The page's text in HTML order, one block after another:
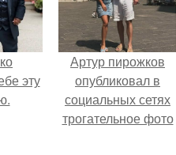
эту
Артур пирожков
опубликовал в
социальных сетях
трогательное фото